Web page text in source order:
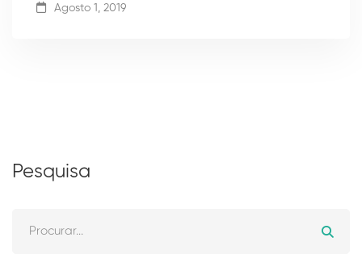
Agosto 1, 2019
Pesquisa